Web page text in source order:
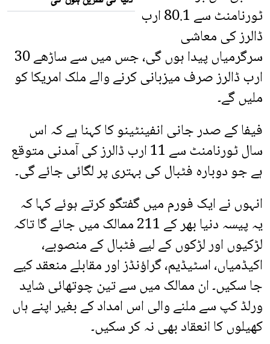
ٹورنامنٹ سے 80.1 ارب
ڈالرز کی معاشی
سرگرمیاں پیدا ہوں گی، جس میں سے ساڑھے 30
ارب ڈالرز صرف میزبانی کرنے والے ملک امریکا کو
ملیں گے۔
فیفا کے صدر جانی انفینٹینو کا کہنا ہے کہ اس
سال ٹورنامنٹ سے 11 ارب ڈالرز کی آمدنی متوقع
ہے جو دوبارہ فٹبال کی بہتری پر لگائی جائے گی۔
انہوں نے ایک فورم میں گفتگو کرتے ہوئے کہا کہ
یہ پیسہ دنیا بھر کے 211 ممالک میں جائے گا تاکہ
لڑکیوں اور لڑکوں کے لیے فٹبال کے منصوبے،
اکیڈمیاں، اسٹیڈیم، گراؤنڈز اور مقابلے منعقد کیے
جا سکیں۔ ان ممالک میں سے تین چوتھائی شاید
ورلڈ کپ سے ملنے والی اس امداد کے بغیر اپنے ہاں
کھیلوں کا انعقاد بھی نہ کر سکیں۔